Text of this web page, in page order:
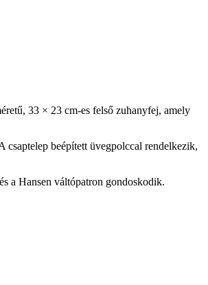
33 × 23 cm-es felső zuhanyfej, amely
csaptelep beépített üvegpolccal rendelkezik,
a Hansen váltópatron gondoskodik.